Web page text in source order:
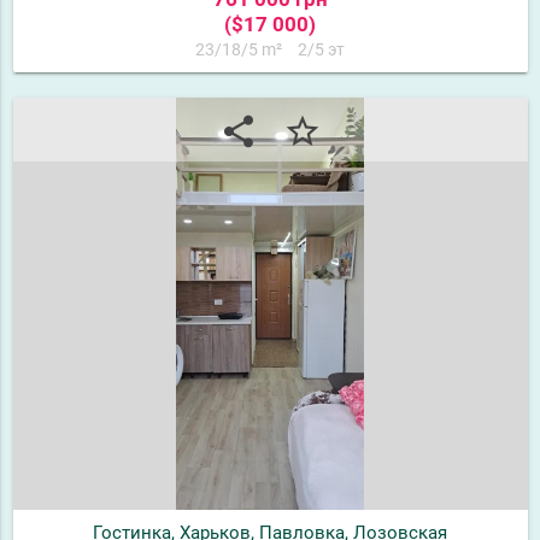
($17 000)
23/18/5 m² 2/5 эт
share star_border
Гостинка, Харьков, Павловка, Лозовская